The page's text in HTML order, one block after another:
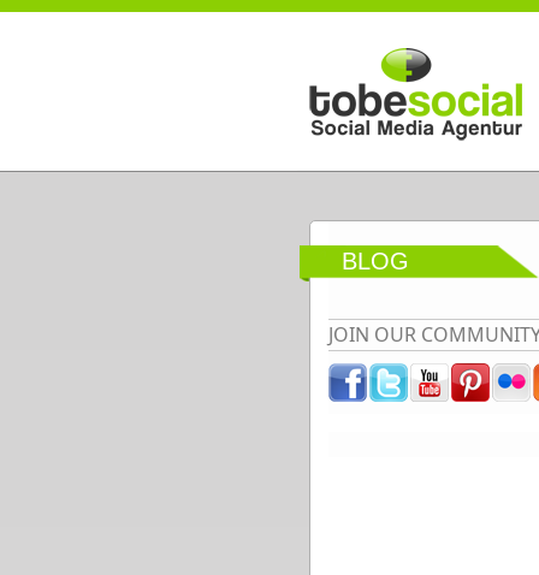
Direkt zum Inhalt
BLOG
JOIN OUR